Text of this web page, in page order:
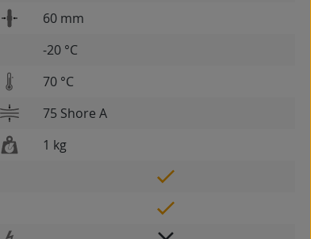
60 mm
-20 °C
70 °C
75 Shore A
1 kg